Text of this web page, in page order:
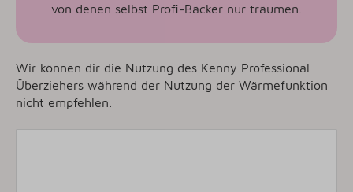
von denen selbst Profi-Bäcker nur träumen.
Wir können dir die Nutzung des Kenny Professional
Überziehers während der Nutzung der Wärmefunktion
nicht empfehlen.